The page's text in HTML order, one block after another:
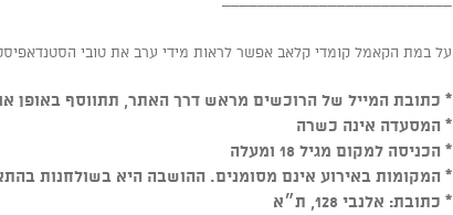
על במת הקאמל קומדי קלאב אפשר לראות מידי ערב את טובי
* כתובת המייל של הרוכשים מראש דרך האתר, תתווסף באופן
* המסעדה אינה כשרה
* הכניסה למקום מגיל 18 ומעלה
* המקומות באירוע אינם מסומנים. ההושבה היא בשולחנות
* כתובת: אלנבי 128, ת״א